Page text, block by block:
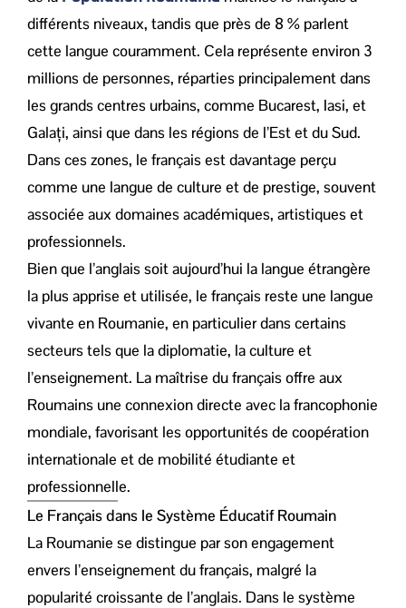
différents niveaux, tandis que près de 8 % parlent
cette langue couramment. Cela représente environ 3
millions de personnes, réparties principalement dans
les grands centres urbains, comme Bucarest, Iasi, et
Galați, ainsi que dans les régions de l’Est et du Sud.
Dans ces zones, le français est davantage perçu
comme une langue de culture et de prestige, souvent
associée aux domaines académiques, artistiques et
professionnels.
Bien que l’anglais soit aujourd’hui la langue étrangère
la plus apprise et utilisée, le français reste une langue
vivante en Roumanie, en particulier dans certains
secteurs tels que la diplomatie, la culture et
l’enseignement. La maîtrise du français offre aux
Roumains une connexion directe avec la francophonie
mondiale, favorisant les opportunités de coopération
internationale et de mobilité étudiante et
professionnelle.
Le Français dans le Système Éducatif Roumain
La Roumanie se distingue par son engagement
envers l’enseignement du français, malgré la
popularité croissante de l’anglais. Dans le système